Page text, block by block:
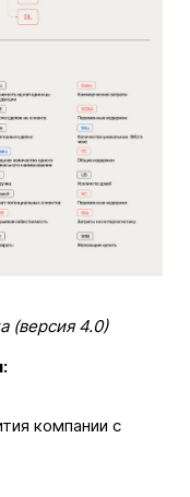
(версия 4.0)
компании с